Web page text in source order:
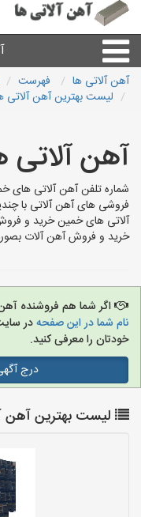
آهن آلاتی ها فهرست
لیست بهترین آهن
آهن
شماره تلفن آهن آلاتی های
فروشی های آهن آلاتی با
آلاتی های خمین خرید و
خرید و فروش آهن آلات
اگر شما هم فروشنده
نام شما در این صفحهدر
خودتان را معرفی کنید.
درج
لیست بهترین آهن